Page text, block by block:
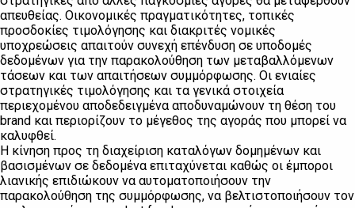
απευθείας. Οικονομικές πραγματικότητες, τοπικές
προσδοκίες τιμολόγησης και διακριτές νομικές
υποχρεώσεις απαιτούν συνεχή επένδυση σε υποδομές
δεδομένων για την παρακολούθηση των μεταβαλλόμενων
τάσεων και των απαιτήσεων συμμόρφωσης. Οι ενιαίες
στρατηγικές τιμολόγησης και τα γενικά στοιχεία
περιεχομένου αποδεδειγμένα αποδυναμώνουν τη θέση του
brand και περιορίζουν το μέγεθος της αγοράς που μπορεί να
καλυφθεί.
Η κίνηση προς τη διαχείριση καταλόγων δομημένων και
βασισμένων σε δεδομένα επιταχύνεται καθώς οι έμποροι
λιανικής επιδιώκουν να αυτοματοποιήσουν την
παρακολούθηση της συμμόρφωσης, να βελτιστοποιήσουν τον